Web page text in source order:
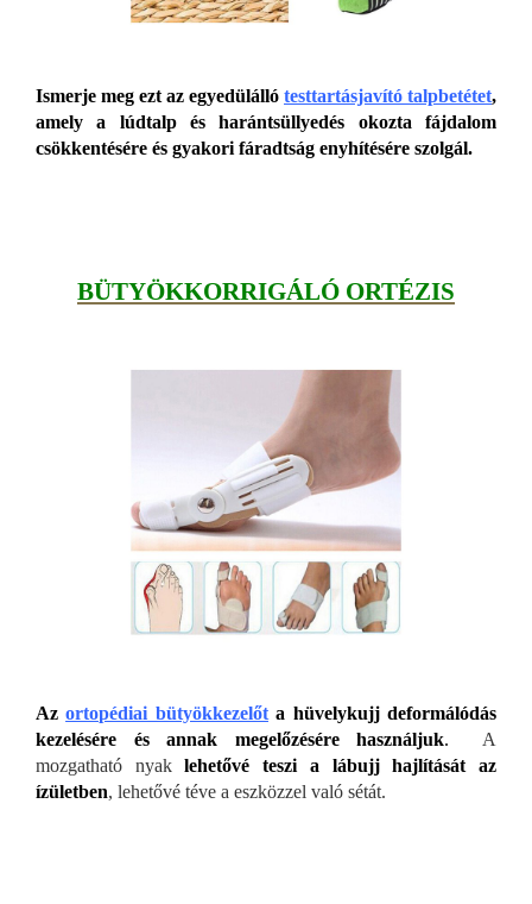
Ismerje meg ezt az egyedülálló testtartásjavító talpbetétet,
amely a lúdtalp és harántsüllyedés okozta fájdalom
csökkentésére és gyakori fáradtság enyhítésére szolgál.
BÜTYÖKKORRIGÁLÓ ORTÉZIS
Azortopédiai bütyökkezelőta hüvelykujj deformálódás
kezelésére és annak megelőzésére használjuk. A
mozgatható nyaklehetővé teszi a lábujj hajlítását az
ízületben, lehetővé téve a eszközzel való sétát.